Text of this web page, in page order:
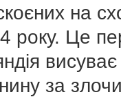
на
року. Це
висуває
за